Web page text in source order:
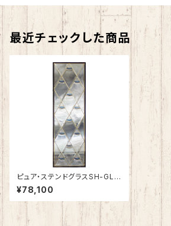
最近チェックした商品
ピュア・ステンドグラスSH-GL2
8
¥78,100